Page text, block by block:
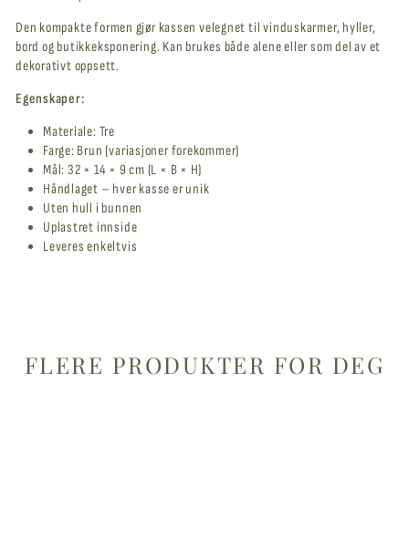
Den kompakte formen gjør kassen velegnet til vinduskarmer, hyller,
bord og butikkeksponering. Kan brukes både alene eller som del av et
dekorativt oppsett.
Egenskaper:
Materiale: Tre
Farge: Brun (variasjoner forekommer)
Mål: 32 × 14 × 9 cm (L × B × H)
Håndlaget – hver kasse er unik
Uten hull i bunnen
Uplastret innside
Leveres enkeltvis
FLERE PRODUKTER FOR DEG